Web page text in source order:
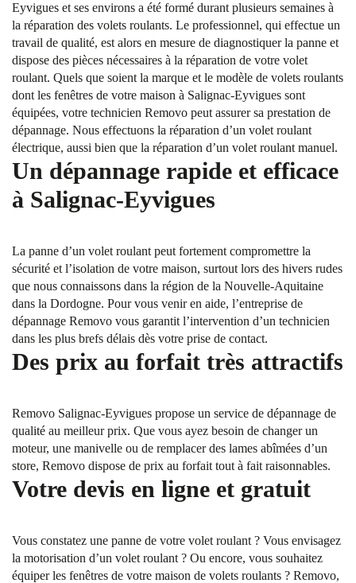
Eyvigues et ses environs a été formé durant plusieurs semaines à
la réparation des volets roulants. Le professionnel, qui effectue un
travail de qualité, est alors en mesure de diagnostiquer la panne et
dispose des pièces nécessaires à la réparation de votre volet
roulant. Quels que soient la marque et le modèle de volets roulants
dont les fenêtres de votre maison à Salignac-Eyvigues sont
équipées, votre technicien Removo peut assurer sa prestation de
dépannage. Nous effectuons la réparation d’un volet roulant
électrique, aussi bien que la réparation d’un volet roulant manuel.
Un dépannage rapide et efficace
à Salignac-Eyvigues
La panne d’un volet roulant peut fortement compromettre la
sécurité et l’isolation de votre maison, surtout lors des hivers rudes
que nous connaissons dans la région de la Nouvelle-Aquitaine
dans la Dordogne. Pour vous venir en aide, l’entreprise de
dépannage Removo vous garantit l’intervention d’un technicien
dans les plus brefs délais dès votre prise de contact.
Des prix au forfait très attractifs
Removo Salignac-Eyvigues propose un service de dépannage de
qualité au meilleur prix. Que vous ayez besoin de changer un
moteur, une manivelle ou de remplacer des lames abîmées d’un
store, Removo dispose de prix au forfait tout à fait raisonnables.
Votre devis en ligne et gratuit
Vous constatez une panne de votre volet roulant ? Vous envisagez
la motorisation d’un volet roulant ? Ou encore, vous souhaitez
équiper les fenêtres de votre maison de volets roulants ? Removo,